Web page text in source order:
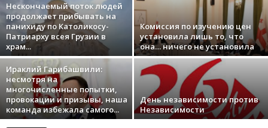
Нескончаемый поток людей
продолжает прибывать на
панихиду по Католикосу-
Патриарху всея Грузии в
храм...
Комиссия по изучению цен
установила лишь то, что
она… ничего не установила
Ираклий Гарибашвили:
несмотря на
многочисленные попытки,
провокации и призывы, наша
команда избежала самого...
День независимости против
Независимости